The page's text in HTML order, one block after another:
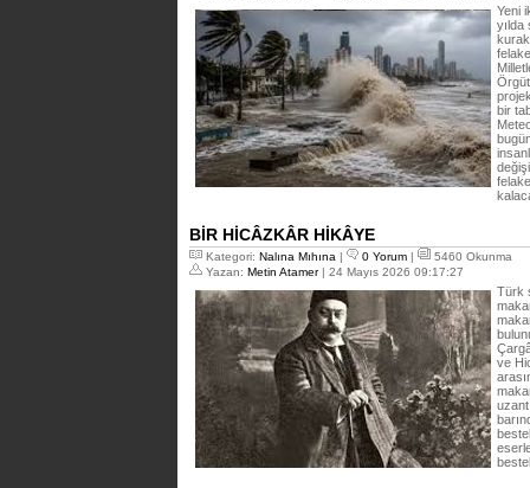
Yeni
yılda
bir
BİR HİCÂZKÂR HİKÂYE
Kategori: Nalına Mıhına | 0 Yorum |
5460 Okunma
Yazan: Metin Atamer| 24 Mayıs 2026 09:17:27
Türk
ve